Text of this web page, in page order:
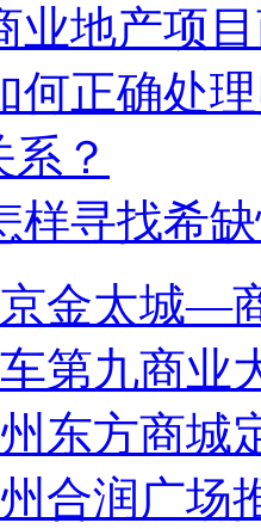
业地产项
何正确处
？
样寻找希
金太城—
第九商业
东方商城
合润广场